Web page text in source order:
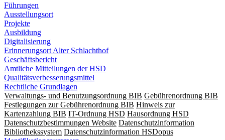
Führungen
Ausstellungsort
Projekte
Ausbildung
Digitalisierung
Erinnerungsort Alter Schlachthof
Geschäftsbericht
Amtliche Mitteilungen der HSD
Qualitätsverbesserungsmittel
Rechtliche Grundlagen
Verwaltungs- und Benutzungsordnung BIB Gebührenordnung BIB
Festlegungen zur Gebührenordnung BIB Hinweis zur
Kartenzahlung BIB IT-Ordnung HSD Hausordnung HSD
Datenschutzbestimmungen Website Datenschutzinformation
Bibliothekssystem Datenschutzinformation HSDopus